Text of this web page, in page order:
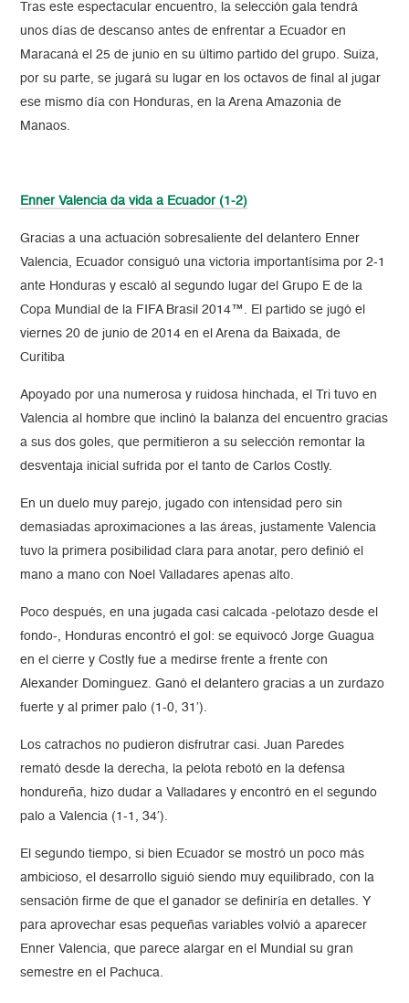
Tras este espectacular encuentro, la selección gala tendrá
unos días de descanso antes de enfrentar a Ecuador en
Maracaná el 25 de junio en su último partido del grupo. Suiza,
por su parte, se jugará su lugar en los octavos de final al jugar
ese mismo día con Honduras, en la Arena Amazonia de
Manaos.
Enner Valencia da vida a Ecuador (1-2)
Gracias a una actuación sobresaliente del delantero Enner
Valencia, Ecuador consiguó una victoria importantísima por 2-1
ante Honduras y escaló al segundo lugar del Grupo E de la
Copa Mundial de la FIFA Brasil 2014™. El partido se jugó el
viernes 20 de junio de 2014 en el Arena da Baixada, de
Curitiba
Apoyado por una numerosa y ruidosa hinchada, el Tri tuvo en
Valencia al hombre que inclinó la balanza del encuentro gracias
a sus dos goles, que permitieron a su selección remontar la
desventaja inicial sufrida por el tanto de Carlos Costly.
En un duelo muy parejo, jugado con intensidad pero sin
demasiadas aproximaciones a las áreas, justamente Valencia
tuvo la primera posibilidad clara para anotar, pero definió el
mano a mano con Noel Valladares apenas alto.
Poco después, en una jugada casi calcada -pelotazo desde el
fondo-, Honduras encontró el gol: se equivocó Jorge Guagua
en el cierre y Costly fue a medirse frente a frente con
Alexander Dominguez. Ganó el delantero gracias a un zurdazo
fuerte y al primer palo (1-0, 31′).
Los catrachos no pudieron disfrutrar casi. Juan Paredes
remató desde la derecha, la pelota rebotó en la defensa
hondureña, hizo dudar a Valladares y encontró en el segundo
palo a Valencia (1-1, 34′).
El segundo tiempo, si bien Ecuador se mostró un poco más
ambicioso, el desarrollo siguió siendo muy equilibrado, con la
sensación firme de que el ganador se definiría en detalles. Y
para aprovechar esas pequeñas variables volvió a aparecer
Enner Valencia, que parece alargar en el Mundial su gran
semestre en el Pachuca.